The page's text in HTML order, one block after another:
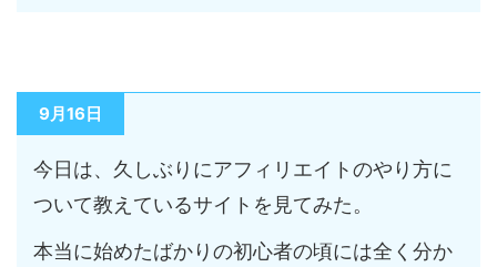
9月16日
今日は、久しぶりにアフィリエイトのやり方に
ついて教えているサイトを見てみた。
本当に始めたばかりの初心者の頃には全く分か